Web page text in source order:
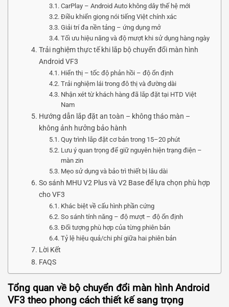
CarPlay – Android Auto không dây thế hệ mới
Điều khiển giọng nói tiếng Việt chính xác
Giải trí đa nền tảng – ứng dụng mở
Tối ưu hiệu năng và độ mượt khi sử dụng hàng ngày
Trải nghiệm thực tế khi lắp bộ chuyển đổi màn hình
Android VF3
Hiển thị – tốc độ phản hồi – độ ổn định
Trải nghiệm lái trong đô thị và đường dài
Nhận xét từ khách hàng đã lắp đặt tại HTD Việt
Nam
Hướng dẫn lắp đặt an toàn – không tháo màn –
không ảnh hưởng bảo hành
Quy trình lắp đặt cơ bản trong 15–20 phút
Lưu ý quan trọng để giữ nguyên hiện trạng điện –
màn zin
Mẹo sử dụng và bảo trì thiết bị lâu dài
So sánh MHU V2 Plus và V2 Base để lựa chọn phù hợp
cho VF3
Khác biệt về cấu hình phần cứng
So sánh tính năng – độ mượt – độ ổn định
Đối tượng phù hợp của từng phiên bản
Tỷ lệ hiệu quả/chi phí giữa hai phiên bản
Lời Kết
FAQS
Tổng quan về bộ chuyển đổi màn hình Android
VF3 theo phong cách thiết kế sang trọng